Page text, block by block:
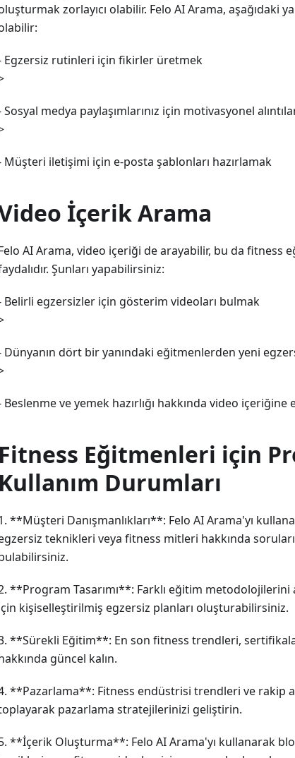
zorlayıcı olabilir. Felo AI Arama, aşağıdaki
Egzersiz rutinleri için fikirler üretmek
Sosyal medya paylaşımlarınız için motivasyonel
Müşteri iletişimi için e-posta şablonları hazırlamak
İçerik Arama
AI Arama, video içeriği de arayabilir, bu da fitness
Şunları yapabilirsiniz:
Belirli egzersizler için gösterim videoları bulmak
Dünyanın dört bir yanındaki eğitmenlerden yeni
Beslenme ve yemek hazırlığı hakkında video
Fitness Eğitmenleri için
Kullanım Durumları
**Müşteri Danışmanlıkları**: Felo AI Arama'yı
teknikleri veya fitness mitleri hakkında
**Program Tasarımı**: Farklı eğitim
kişiselleştirilmiş egzersiz planları oluşturabilirsiniz.
**Sürekli Eğitim**: En son fitness trendleri,
güncel kalın.
**Pazarlama**: Fitness endüstrisi trendleri ve rakip
pazarlama stratejilerinizi geliştirin.
**İçerik Oluşturma**: Felo AI Arama'yı kullanarak